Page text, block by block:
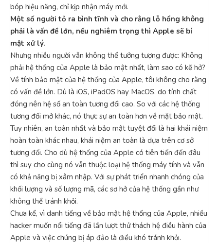
bóp hiệu năng, chỉ kịp nhận máy mới.
Một số người tỏ ra bình tĩnh và cho rằng lỗ hổng không
phải là vấn đề lớn, nếu nghiêm trọng thì Apple sẽ bí
mật xử lý.
Nhưng nhiều người vẫn không thể tưởng tượng được: Không
phải hệ thống của Apple là bảo mật nhất, làm sao có kẽ hở?
Về tính bảo mật của hệ thống của Apple, tôi không cho rằng
có vấn đề lớn. Dù là iOS, iPadOS hay MacOS, do tính chất
đóng nên hệ số an toàn tương đối cao. So với các hệ thống
tương đối mở khác, nó thực sự an toàn hơn về mặt bảo mật.
Tuy nhiên, an toàn nhất và bảo mật tuyệt đối là hai khái niệm
hoàn toàn khác nhau, khái niệm an toàn là dựa trên cơ sở
tương đối. Cho dù hệ thống của Apple có tiên tiến đến đâu
thì suy cho cùng nó vẫn thuộc loại hệ thống máy tính và vẫn
có khả năng bị xâm nhập. Với sự phát triển nhanh chóng của
khối lượng và số lượng mã, các sơ hở của hệ thống gần như
không thể tránh khỏi.
Chưa kể, vì danh tiếng về bảo mật hệ thống của Apple, nhiều
hacker muốn nổi tiếng đã lần lượt thử thách hệ điều hành của
Apple và việc chúng bị áp đảo là điều khó tránh khỏi.